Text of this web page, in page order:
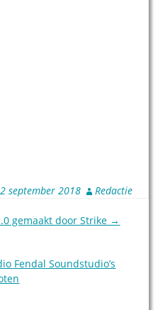
september 2018 Redactie
gemaakt door Strike →
Fendal Soundstudio’s